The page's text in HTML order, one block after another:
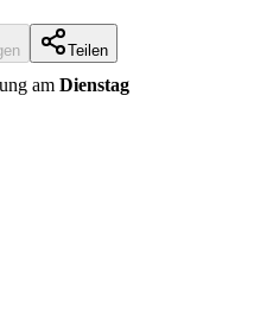
Teilen
am Dienstag